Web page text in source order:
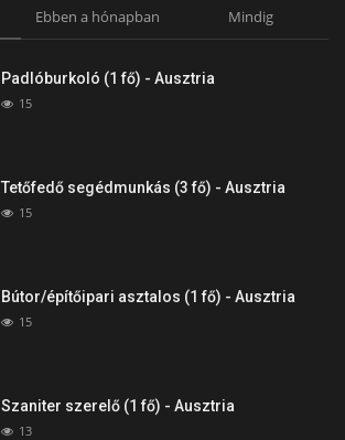
Ebben a hónapban Mindig
Padlóburkoló (1 fő) - Ausztria
15
Tetőfedő segédmunkás (3 fő) - Ausztria
15
Bútor/építőipari asztalos (1 fő) - Ausztria
15
Szaniter szerelő (1 fő) - Ausztria
13